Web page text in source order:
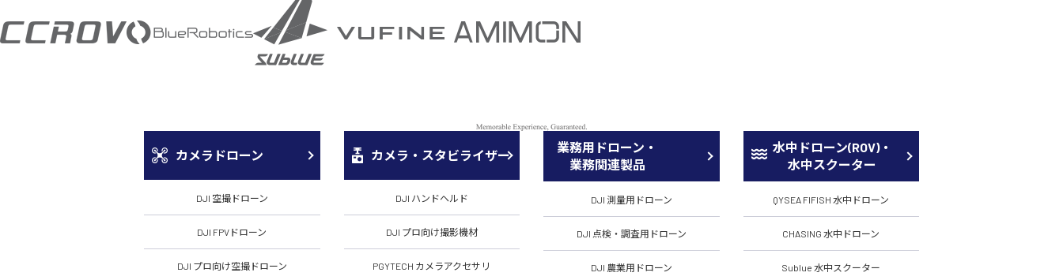
カメラドローン
DJI 空撮ドローン
DJI FPVドローン
DJI プロ向け空撮ドローン
カメラ・スタビライザー
DJI ハンドヘルド
DJI プロ向け撮影機材
PGYTECH カメラアクセサリ
業務用ドローン・
業務関連製品
DJI 測量用ドローン
DJI 点検・調査用ドローン
DJI 農業用ドローン
水中ドローン(ROV)・
水中スクーター
QYSEA FIFISH 水中ドローン
CHASING 水中ドローン
Sublue 水中スクーター